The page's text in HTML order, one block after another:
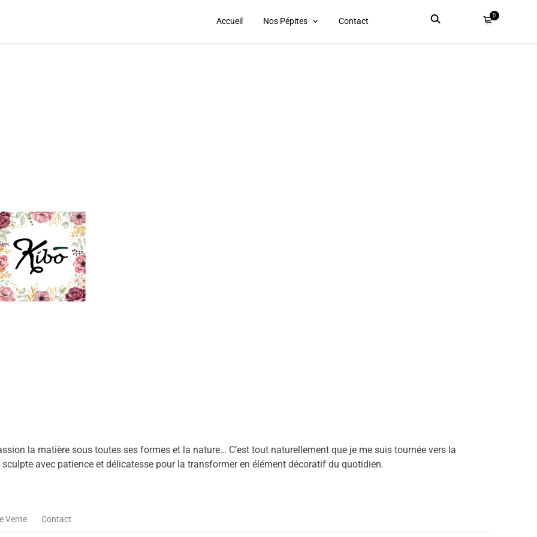
Accueil Nos Pépites Contact
0
la matière sous toutes ses formes et la nature… C’est tout naturellement que je me suis tournée vers la
avec patience et délicatesse pour la transformer en élément décoratif du quotidien.
Vente Contact